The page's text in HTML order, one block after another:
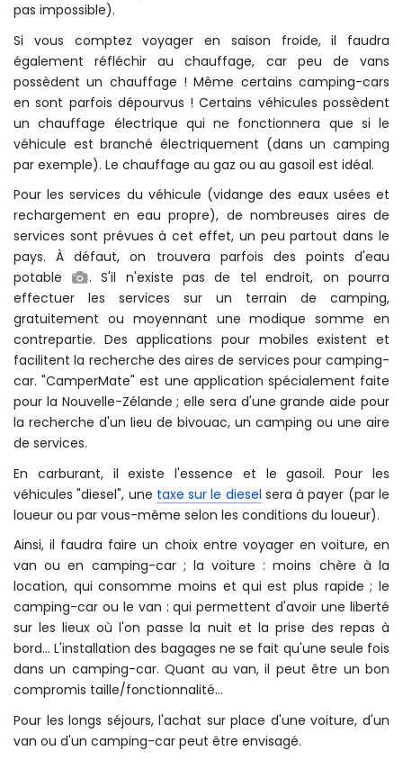
pas impossible).
Si vous comptez voyager en saison froide, il faudra
également réfléchir au chauffage, car peu de vans
possèdent un chauffage ! Même certains camping-cars
en sont parfois dépourvus ! Certains véhicules possèdent
un chauffage électrique qui ne fonctionnera que si le
véhicule est branché électriquement (dans un camping
par exemple). Le chauffage au gaz ou au gasoil est idéal.
Pour les services du véhicule (vidange des eaux usées et
rechargement en eau propre), de nombreuses aires de
services sont prévues à cet effet, un peu partout dans le
pays. À défaut, on trouvera parfois des points d'eau
potable
. S'il n'existe pas de tel endroit, on pourra
effectuer les services sur un terrain de camping,
gratuitement ou moyennant une modique somme en
contrepartie. Des applications pour mobiles existent et
facilitent la recherche des aires de services pour camping-
car. "CamperMate" est une application spécialement faite
pour la Nouvelle-Zélande ; elle sera d'une grande aide pour
la recherche d'un lieu de bivouac, un camping ou une aire
de services.
En carburant, il existe l'essence et le gasoil. Pour les
véhicules "diesel", une taxe sur le diesel sera à payer (par le
loueur ou par vous-même selon les conditions du loueur).
Ainsi, il faudra faire un choix entre voyager en voiture, en
van ou en camping-car ; la voiture : moins chère à la
location, qui consomme moins et qui est plus rapide ; le
camping-car ou le van : qui permettent d'avoir une liberté
sur les lieux où l'on passe la nuit et la prise des repas à
bord... L'installation des bagages ne se fait qu'une seule fois
dans un camping-car. Quant au van, il peut être un bon
compromis taille/fonctionnalité...
Pour les longs séjours, l'achat sur place d'une voiture, d'un
van ou d'un camping-car peut être envisagé.